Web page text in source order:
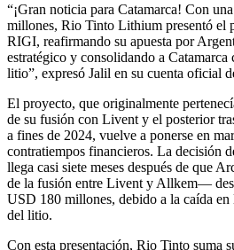
“¡Gran noticia para Catamarca! Con
millones, Rio Tinto Lithium presentó el
RIGI, reafirmando su apuesta por
estratégico y consolidando a Catamarca
litio”, expresó Jalil en su cuenta oficial
El proyecto, que originalmente
de su fusión con Livent y el posterior
a fines de 2024, vuelve a ponerse en
contratiempos financieros. La decisión
llega casi siete meses después de que
de la fusión entre Livent y Allkem—
USD 180 millones, debido a la caída en
del litio.
Con esta presentación, Rio Tinto suma